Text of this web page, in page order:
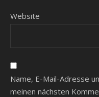
Website
Name, E-Mail-Adresse
meinen nächsten